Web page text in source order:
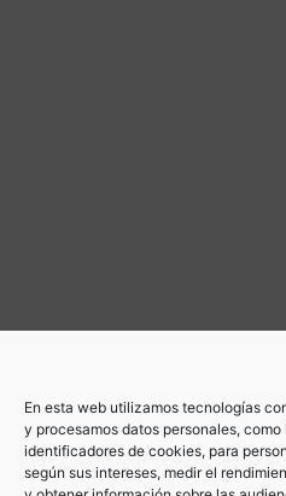
En esta web utilizamos tecnologías
y procesamos datos personales,
identificadores de cookies, para
según sus intereses, medir el